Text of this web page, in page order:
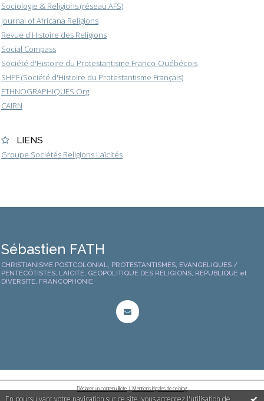
En poursuivant votre navigation sur ce site, vous acceptez l'utilisation de
Sociologie & Religions (réseau AFS)
Journal of Africana Religions
Revue d'Histoire des Religions
Social Compass
Société d'Histoire du Protestantisme Franco-Québécois
SHPF (Société d'Histoire du Protestantisme Français)
ETHNOGRAPHIQUES.Org
CAIRN
LIENS
Groupe Sociétés Religions Laïcités
Sébastien FATH
CHRISTIANISME POSTCOLONIAL, PROTESTANTISMES, EVANGELIQUES /
PENTECÔTISTES, LAICITE, GEOPOLITIQUE DES RELIGIONS, REPUBLIQUE et
DIVERSITE, FRANCOPHONIE
Déclarer un contenu illicite|Mentions légales de ce blog